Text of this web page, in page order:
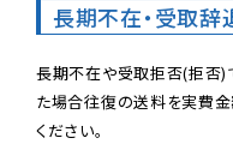
長期不在・受取
長期不在や受取拒否(拒否)
た場合往復の送料を実費
ください。